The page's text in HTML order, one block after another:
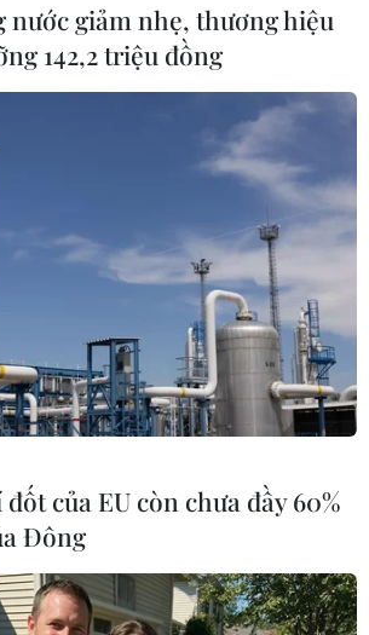
nước giảm nhẹ, thương hiệu
142,2 triệu đồng
của EU còn chưa đầy 60%
Đông